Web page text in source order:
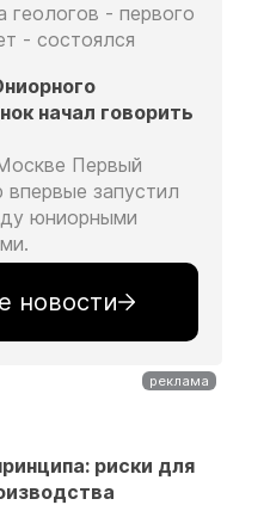
геологов - первого
- состоялся
начал говорить
Первый
запустил
юниорными
новости
риски для